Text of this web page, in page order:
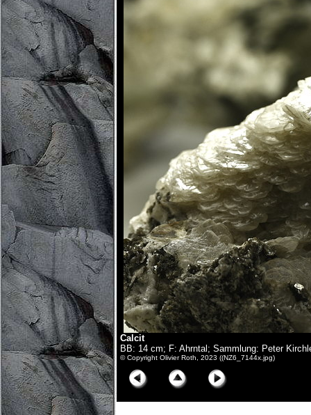
Calcit
BB: 14 cm; F: Ahrntal; Sammlung: Peter
© Copyright Olivier Roth, 2023 ((NZ6_7144x.jpg)